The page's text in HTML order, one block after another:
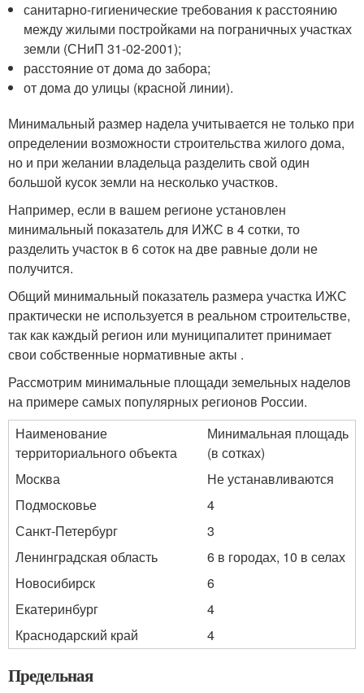
санитарно-гигиенические требования к расстоянию
между жилыми постройками на пограничных участках
земли (СНиП 31-02-2001);
расстояние от дома до забора;
от дома до улицы (красной линии).
Минимальный размер надела учитывается не только при
определении возможности строительства жилого дома,
но и при желании владельца разделить свой один
большой кусок земли на несколько участков.
Например, если в вашем регионе установлен
минимальный показатель для ИЖС в 4 сотки, то
разделить участок в 6 соток на две равные доли не
получится.
Общий минимальный показатель размера участка ИЖС
практически не используется в реальном строительстве,
так как каждый регион или муниципалитет принимает
свои собственные нормативные акты .
Рассмотрим минимальные площади земельных наделов
на примере самых популярных регионов России.
Наименование
территориального объекта
Минимальная площадь
(в сотках)
Москва
Не устанавливаются
Подмосковье
4
Санкт-Петербург
3
Ленинградская область
6 в городах, 10 в селах
Новосибирск
6
Екатеринбург
4
Краснодарский край
4
Предельная